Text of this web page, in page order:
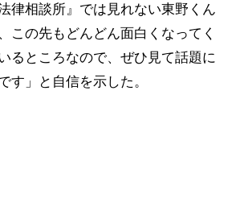
律相談所』では見れない東野くん
この先もどんどん面白くなってく
るところなので、ぜひ見て話題に
す」と自信を示した。